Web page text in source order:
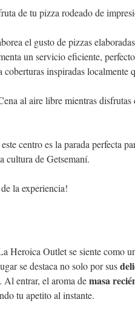
de tu pizza rodeado de
el gusto de pizzas
un servicio eficiente,
coberturas inspiradas localmente
al aire libre mientras
centro es la parada perfecta
cultura de Getsemaní.
la experiencia!
Heroica Outlet se siente como
se destaca no solo por sus
. Al entrar, el aroma demasa
tu apetito al instante.